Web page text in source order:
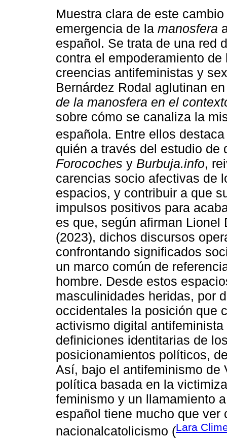
Muestra clara de este
emergencia de la manosfera
español. Se trata de una red
contra el empoderamiento
creencias antifeministas y
Bernárdez Rodal aglutinan
de la manosfera en el
sobre cómo se canaliza la
española. Entre ellos
quién a través del estudio de
Forocoches y Burbuja.info,
carencias socio afectivas de
espacios, y contribuir a que
impulsos positivos para
es que, según afirman
(2023), dichos discursos
confrontando significados
un marco común de
hombre. Desde estos
masculinidades heridas, por
occidentales la posición que
activismo digital
definiciones identitarias de
posicionamientos políticos,
Así, bajo el antifeminismo de
política basada en la
feminismo y un llamamiento
español tiene mucho que
nacionalcatolicismo (Lara